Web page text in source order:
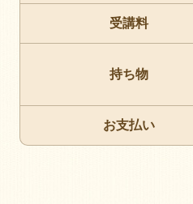
受講料
持ち物
お支払い